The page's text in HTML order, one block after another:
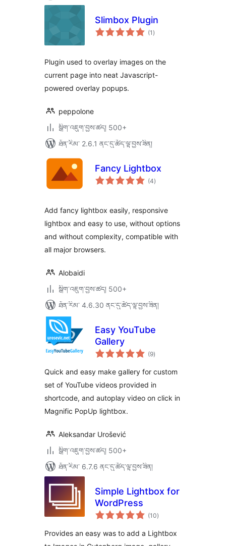
Slimbox Plugin
(1 གདེང་
འཇོག་
)
Plugin used to overlay images on the
current page into neat Javascript-
powered overlay popups.
peppolone
སྒྲིག་འཇུག་བྱས་ཚད། 500+
ཐོན་རིམ་ 2.6.1 ནང་དུ་ཚོད་ལྟ་བྱས་ཟིན།
Fancy Lightbox
(4གདེང་
འཇོག་
)
Add fancy lightbox easily, responsive
lightbox and easy to use, without options
and without complexity, compatible with
all major browsers.
Alobaidi
སྒྲིག་འཇུག་བྱས་ཚད། 500+
ཐོན་རིམ་ 4.6.30 ནང་དུ་ཚོད་ལྟ་བྱས་ཟིན།
Easy YouTube
Gallery
(9གདེང་
འཇོག་
ཚང་།
)
Quick and easy make gallery for custom
set of YouTube videos provided in
shortcode, and autoplay video on click in
Magnific PopUp lightbox.
Aleksandar Urošević
སྒྲིག་འཇུག་བྱས་ཚད། 500+
ཐོན་རིམ་ 6.7.6 ནང་དུ་ཚོད་ལྟ་བྱས་ཟིན།
Simple Lightbox for
WordPress
(10གདེང་
འཇོག་
ཚང་།
)
Provides an easy was to add a Lightbox